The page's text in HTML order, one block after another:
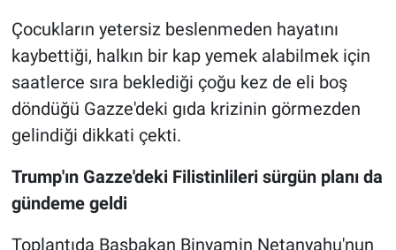
Çocukların yetersiz beslenmeden hayatını
kaybettiği, halkın bir kap yemek alabilmek için
saatlerce sıra beklediği çoğu kez de eli boş
döndüğü Gazze'deki gıda krizinin görmezden
gelindiği dikkati çekti.
Trump'ın Gazze'deki Filistinlileri sürgün planı da
gündeme geldi
Toplantıda Başbakan Binyamin Netanyahu'nun